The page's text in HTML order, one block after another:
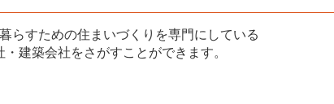
らすための住まいづくりを専門にしている
・建築会社をさがすことができます。